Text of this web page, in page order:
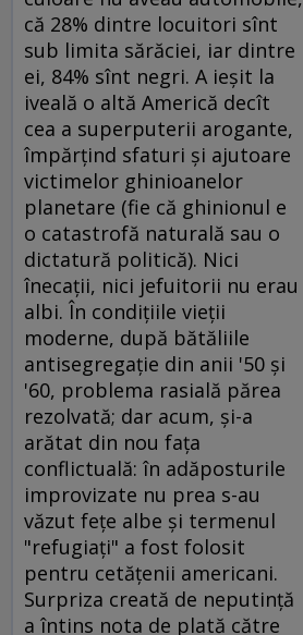
că 28% dintre locuitori sînt
sub limita sărăciei, iar dintre
ei, 84% sînt negri. A ieşit la
iveală o altă Americă decît
cea a superputerii arogante,
împărţind sfaturi şi ajutoare
victimelor ghinioanelor
planetare (fie că ghinionul e
o catastrofă naturală sau o
dictatură politică). Nici
înecaţii, nici jefuitorii nu erau
albi. În condiţiile vieţii
moderne, după bătăliile
antisegregaţie din anii '50 şi
'60, problema rasială părea
rezolvată; dar acum, şi-a
arătat din nou faţa
conflictuală: în adăposturile
improvizate nu prea s-au
văzut feţe albe şi termenul
"refugiaţi" a fost folosit
pentru cetăţenii americani.
Surpriza creată de neputinţă
a întins nota de plată către